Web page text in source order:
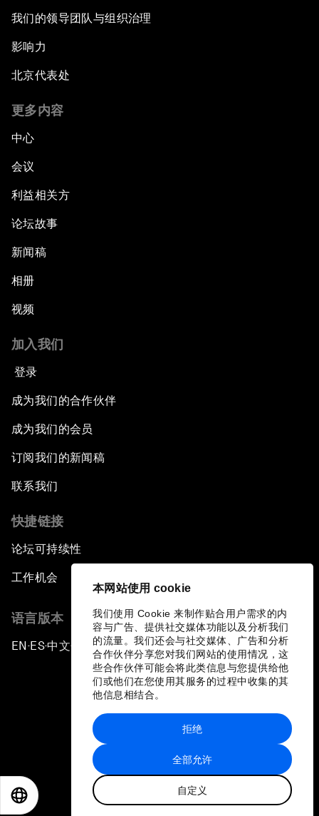
本网站使用 cookie
我们使用 Cookie 来制作贴合用户需求的内
容与广告、提供社交媒体功能以及分析我们
的流量。我们还会与社交媒体、广告和分析
合作伙伴分享您对我们网站的使用情况，这
些合作伙伴可能会将此类信息与您提供给他
们或他们在您使用其服务的过程中收集的其
他信息相结合。
全部允许
自定义
拒绝
我们的领导团队与组织治理
影响力
北京代表处
更多内容
中心
会议
利益相关方
论坛故事
新闻稿
相册
视频
加入我们
登录
成为我们的合作伙伴
成为我们的会员
订阅我们的新闻稿
联系我们
快捷链接
论坛可持续性
工作机会
语言版本
EN ▪ES▪中文▪ 日本語
站点地图
世界经济论坛